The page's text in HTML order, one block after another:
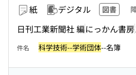
紙 デジタル 図書
日刊工業新聞社 編にっかん書房
件名 科学技術--学術団体--名簿